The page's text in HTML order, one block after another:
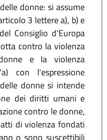
donne: si assume
3 lettere a), b) e
Consiglio d'Europa
contro la violenza
e la violenza
con l'espressione
donne si intende
dei diritti umani e
contro le donne,
di violenza fondati
o sono suscettibili